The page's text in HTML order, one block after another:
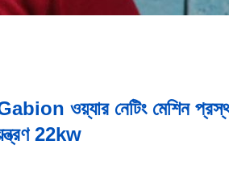
ওয়্যার নেটিং মেশিন
22kw